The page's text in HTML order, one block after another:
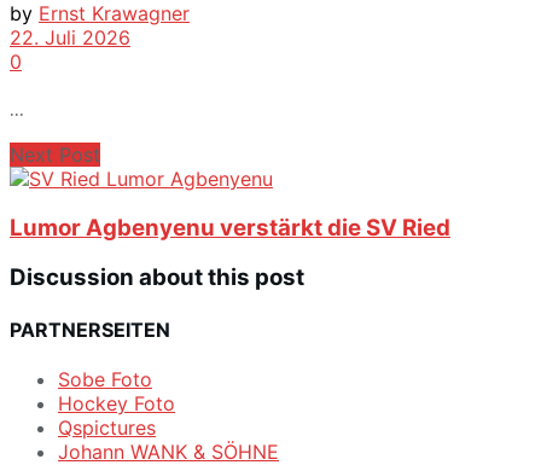
by Ernst Krawagner
22. Juli 2026
0
...
Next Post
Lumor Agbenyenu verstärkt die SV Ried
Discussion about this post
PARTNERSEITEN
Sobe Foto
Hockey Foto
Qspictures
Johann WANK & SÖHNE